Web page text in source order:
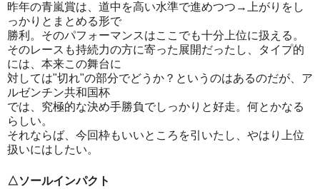
昨年の青嵐賞は、道中を高い水準で進めつつ→上がりをし
っかりとまとめる形で
勝利。そのパフォーマンスはここでも十分上位に扱える。
そのレースも持続力の方に寄った展開だったし、タイプ的
には、本来この舞台に
対しては"切れ"の部分でどうか？というのはあるのだが、ア
ルゼンチン共和国杯
では、究極的な決め手勝負でしっかりと好走。何とかなる
らしい。
それならば、今回枠もいいところを引いたし、やはり上位
扱いにはしたい。
△ソールインパクト